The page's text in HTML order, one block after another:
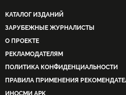
КАТАЛОГ ИЗДАНИЙ
ЗАРУБЕЖНЫЕ ЖУРНАЛИСТЫ
О ПРОЕКТЕ
РЕКЛАМОДАТЕЛЯМ
ПОЛИТИКА КОНФИДЕНЦИАЛЬНОСТИ
ПРАВИЛА ПРИМЕНЕНИЯ
ИНОСМИ APK